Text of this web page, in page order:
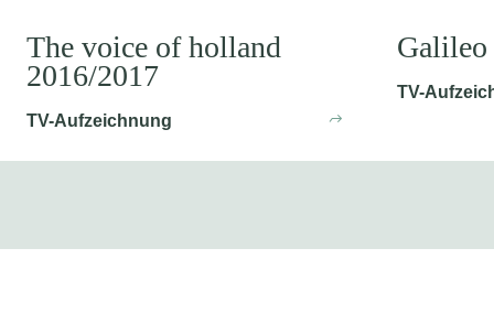
The voice of holland
2016/2017
TV-Aufzeichnung
Galileo
TV-